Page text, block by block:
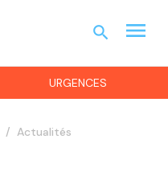
URGENCES
search menu
Actualités